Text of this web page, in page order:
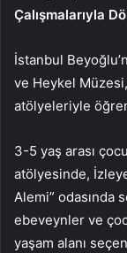
Çalışmalarıyla
İstanbul
ve Heykel
atölyeleriyle
3-5 yaş arası
atölyesinde,
Alemi” odasında
ebeveynler ve
yaşam alanı